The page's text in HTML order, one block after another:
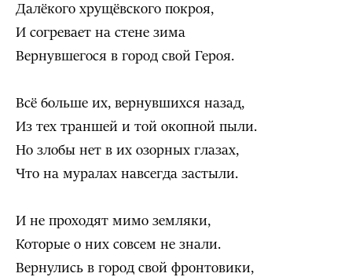
Далёкого хрущёвского покроя,
И согревает на стене зима
Вернувшегося в город свой Героя.
Всё больше их, вернувшихся назад,
Из тех траншей и той окопной пыли.
Но злобы нет в их озорных глазах,
Что на муралах навсегда застыли.
И не проходят мимо земляки,
Которые о них совсем не знали.
Вернулись в город свой фронтовики,